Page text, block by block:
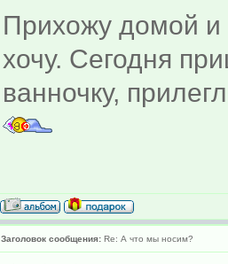
Прихожу домой и
хочу. Сегодня
ванночку,
Заголовок сообщения: Re: А что мы носим?